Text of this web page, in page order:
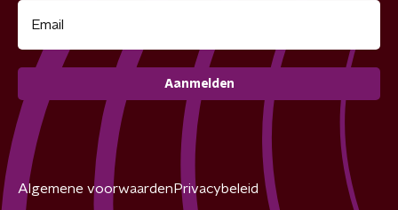
Aanmelden
Algemene voorwaarden Privacybeleid